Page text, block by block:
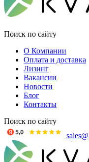
Поиск по сайту
О Компании
Оплата и доставка
Лизинг
Вакансии
Новости
Блог
Контакты
Поиск по сайту